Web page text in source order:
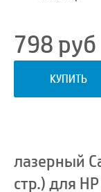
798руб
КУПИТЬ
лазерный
стр.) для